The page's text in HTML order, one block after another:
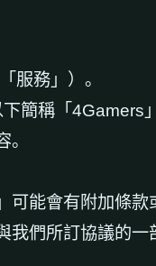
服務」）。
簡稱「4Gamers
可能會有附加條
們所訂協議的一